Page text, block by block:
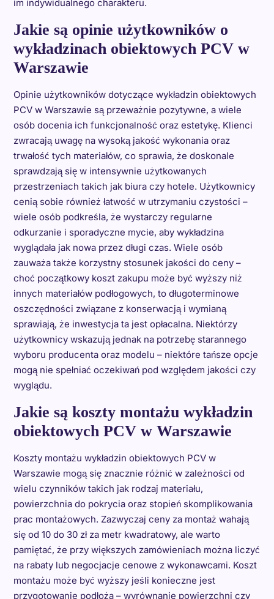
im indywidualnego charakteru.
Jakie są opinie użytkowników o
wykładzinach obiektowych PCV w
Warszawie
Opinie użytkowników dotyczące wykładzin obiektowych
PCV w Warszawie są przeważnie pozytywne, a wiele
osób docenia ich funkcjonalność oraz estetykę. Klienci
zwracają uwagę na wysoką jakość wykonania oraz
trwałość tych materiałów, co sprawia, że doskonale
sprawdzają się w intensywnie użytkowanych
przestrzeniach takich jak biura czy hotele. Użytkownicy
cenią sobie również łatwość w utrzymaniu czystości –
wiele osób podkreśla, że wystarczy regularne
odkurzanie i sporadyczne mycie, aby wykładzina
wyglądała jak nowa przez długi czas. Wiele osób
zauważa także korzystny stosunek jakości do ceny –
choć początkowy koszt zakupu może być wyższy niż
innych materiałów podłogowych, to długoterminowe
oszczędności związane z konserwacją i wymianą
sprawiają, że inwestycja ta jest opłacalna. Niektórzy
użytkownicy wskazują jednak na potrzebę starannego
wyboru producenta oraz modelu – niektóre tańsze opcje
mogą nie spełniać oczekiwań pod względem jakości czy
wyglądu.
Jakie są koszty montażu wykładzin
obiektowych PCV w Warszawie
Koszty montażu wykładzin obiektowych PCV w
Warszawie mogą się znacznie różnić w zależności od
wielu czynników takich jak rodzaj materiału,
powierzchnia do pokrycia oraz stopień skomplikowania
prac montażowych. Zazwyczaj ceny za montaż wahają
się od 10 do 30 zł za metr kwadratowy, ale warto
pamiętać, że przy większych zamówieniach można liczyć
na rabaty lub negocjacje cenowe z wykonawcami. Koszt
montażu może być wyższy jeśli konieczne jest
przygotowanie podłoża – wyrównanie powierzchni czy